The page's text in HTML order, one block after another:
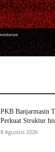
PKB Banjarmasin
Perkuat Struktur
8 Agustus 2026